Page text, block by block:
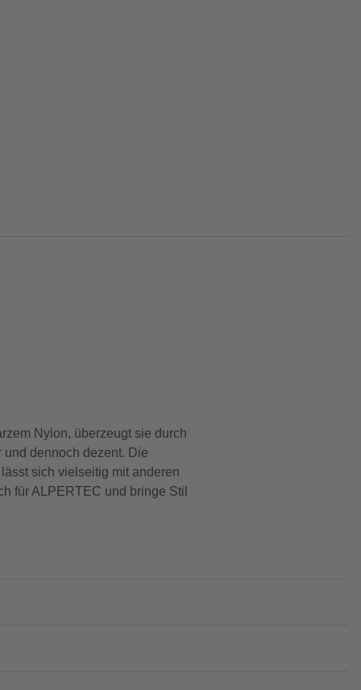
Nylon, überzeugt sie durch
dennoch dezent. Die
sich vielseitig mit anderen
für ALPERTEC und bringe Stil